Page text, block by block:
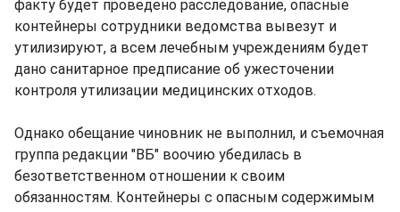
факту будет проведено расследование, опасные
контейнеры сотрудники ведомства вывезут и
утилизируют, а всем лечебным учреждениям будет
дано санитарное предписание об ужесточении
контроля утилизации медицинских отходов.
Однако обещание чиновник не выполнил, и съемочная
группа редакции "ВБ" воочию убедилась в
безответственном отношении к своим
обязанностям. Контейнеры с опасным содержимым